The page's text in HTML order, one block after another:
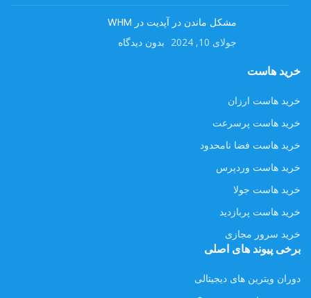
مشکل ماندن در آپدیت در WHM
جولای 10, 2024 بدون دیدگاه
خرید هاست
خرید هاست ارزان
خرید هاست پرسرعت
خرید هاست فضا نامحدود
خرید هاست وردپرس
خرید هاست جولا
خرید هاست پربازدید
خرید سرور مجازی
برخی پیوند های اصلی
دوران ویترین های دیجیتالی